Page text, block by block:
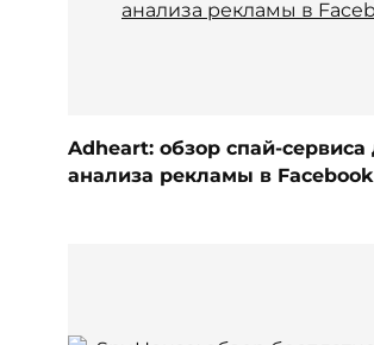
Adheart: обзор спай-сервиса
анализа рекламы в Facebook